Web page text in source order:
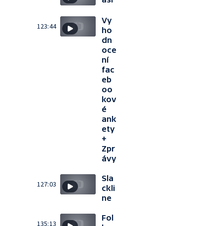
123:44
Vy
ho
dn
oce
ní
fac
eb
oo
kov
é
ank
ety
+
Zpr
ávy
127:03
Sla
ckli
ne
135:13
Fol